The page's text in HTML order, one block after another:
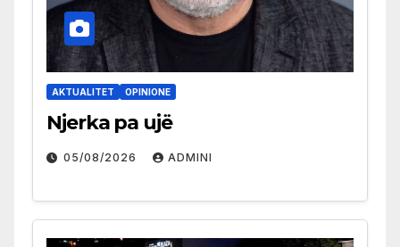
AKTUALITET OPINIONE
Njerka pa ujë
05/08/2026 ADMINI